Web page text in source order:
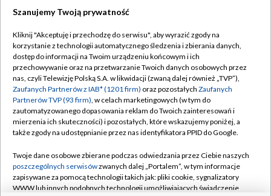
TVP
Abonament TVP
Emisja w TVP
Centrum informacji TVP
Naziemna Telewizja Cyfrowa
Rada Programowa
System NOS
Regulamin TVP
Polityka prywatności
Moje zgody
Pomoc
Kontakt
Szanujemy Twoją prywatność
Kliknij "Akceptuję i przechodzę do serwisu", aby wyrazić zgody na
korzystanie z technologii automatycznego śledzenia i zbierania danych,
dostęp do informacji na Twoim urządzeniu końcowym i ich
przechowywanie oraz na przetwarzanie Twoich danych osobowych przez
nas, czyli Telewizję Polską S.A. w likwidacji (zwaną dalej również „TVP”),
Zaufanych Partnerów z IAB* (1201 firm) oraz pozostałych Zaufanych
Partnerów TVP (93 firm), w celach marketingowych (w tym do
zautomatyzowanego dopasowania reklam do Twoich zainteresowań i
mierzenia ich skuteczności) i pozostałych, które wskazujemy poniżej, a
także zgody na udostępnianie przez nas identyfikatora PPID do Google.
Twoje dane osobowe zbierane podczas odwiedzania przez Ciebie naszych
poszczególnych serwisówzwanych dalej „Portalem”, w tym informacje
zapisywane za pomocą technologii takich jak: pliki cookie, sygnalizatory
WWW lub innych podobnych technologii umożliwiających świadczenie